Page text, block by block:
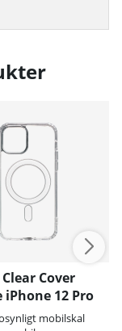
Cover
iPhone 12 Pro
mobilskal